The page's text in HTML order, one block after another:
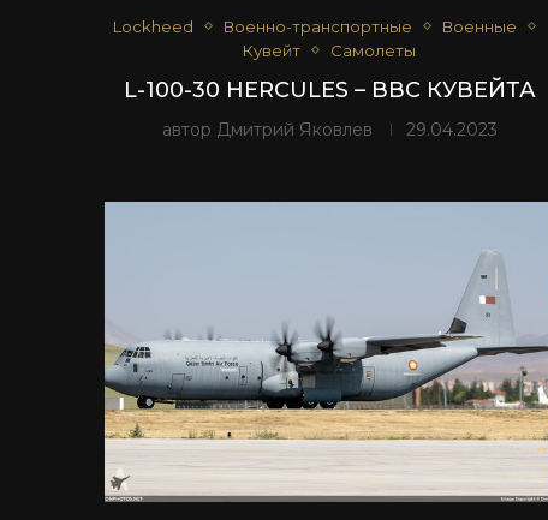
Lockheed Военно-транспортные
Военные
Кувейт
Самолеты
L-100-30 HERCULES – ВВС КУВЕЙТА
автор Дмитрий Яковлев 29.04.2023